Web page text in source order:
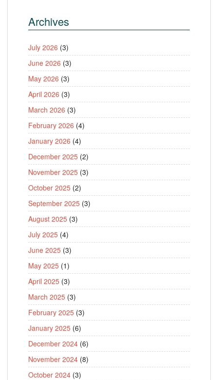
Archives
July 2026 (3)
June 2026 (3)
May 2026 (3)
April 2026 (3)
March 2026 (3)
February 2026 (4)
January 2026 (4)
December 2025 (2)
November 2025 (3)
October 2025 (2)
September 2025 (3)
August 2025 (3)
July 2025 (4)
June 2025 (3)
May 2025 (1)
April 2025 (3)
March 2025 (3)
February 2025 (3)
January 2025 (6)
December 2024 (6)
November 2024 (8)
October 2024 (3)